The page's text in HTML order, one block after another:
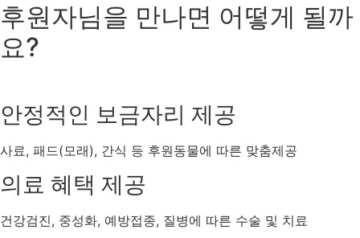
후원자님을 만나면 어떻게 될까
요?
안정적인 보금자리 제공
사료, 패드(모래), 간식 등 후원동물에 따른 맞춤제공
의료 혜택 제공
건강검진, 중성화, 예방접종, 질병에 따른 수술 및 치료